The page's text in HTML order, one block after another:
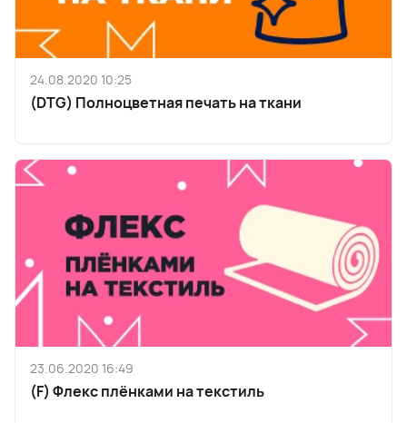
24.08.2020 10:25
(DTG) Полноцветная печать на ткани
23.06.2020 16:49
(F) Флекс плёнками на текстиль